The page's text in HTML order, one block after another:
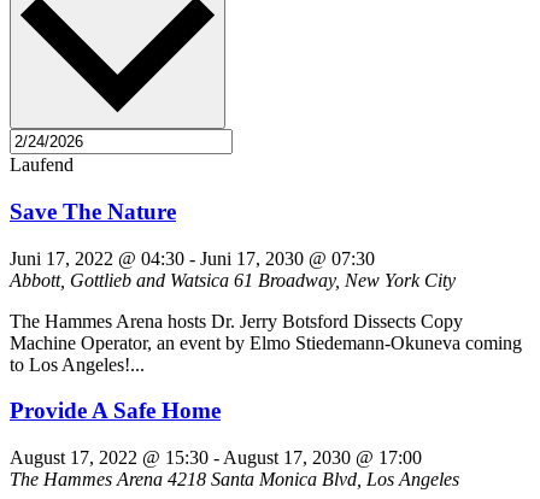
Laufend
Save The Nature
Juni 17, 2022 @ 04:30 - Juni 17, 2030 @ 07:30
Abbott, Gottlieb and Watsica 61 Broadway, New York City
The Hammes Arena hosts Dr. Jerry Botsford Dissects Copy
Machine Operator, an event by Elmo Stiedemann-Okuneva coming
to Los Angeles!...
Provide A Safe Home
August 17, 2022 @ 15:30 - August 17, 2030 @ 17:00
The Hammes Arena 4218 Santa Monica Blvd, Los Angeles